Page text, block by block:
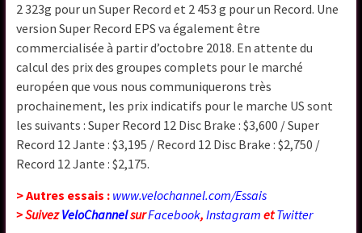
2 323g pour un Super Record et 2 453 g pour un Record. Une
version Super Record EPS va également être
commercialisée à partir d’octobre 2018. En attente du
calcul des prix des groupes complets pour le marché
européen que vous nous communiquerons très
prochainement, les prix indicatifs pour le marche US sont
les suivants : Super Record 12 Disc Brake : $3,600 / Super
Record 12 Jante : $3,195 / Record 12 Disc Brake : $2,750 /
Record 12 Jante : $2,175.
> Autres essais : www.velochannel.com/Essais
> SuivezVeloChannelsurFacebook, Instagram etTwitter